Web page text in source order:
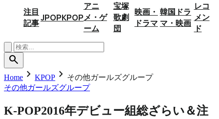
注目
記事JPOPKPOP
アニ
メ・ゲ
ーム
宝塚
歌劇
団
映画・
ドラマ
韓国ドラ
マ・映画
レコ
メン
ド
search
Home chevron_right KPOP chevron_right その他ガールズグループ
その他ガールズグループ
K-POP2016年デビュー組総ざらい＆注